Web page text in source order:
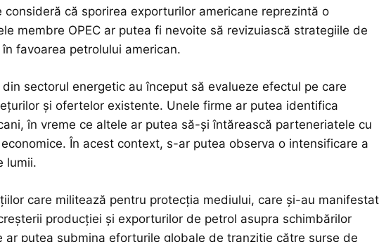
că sporirea exporturilor americane reprezintă o
membre OPEC ar putea fi nevoite să revizuiască strategiile de
favoarea petrolului american.
sectorul energetic au început să evalueze efectul pe care
și ofertelor existente. Unele firme ar putea identifica
în vreme ce altele ar putea să-și întărească parteneriatele cu
În acest context, s-ar putea observa o intensificare a
lumii.
care militează pentru protecția mediului, care și-au manifestat
producției și exporturilor de petrol asupra schimbărilor
putea submina eforturile globale de tranziție către surse de